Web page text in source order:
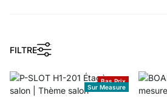
FILTRE
1
Bas Prix
Sur Measure